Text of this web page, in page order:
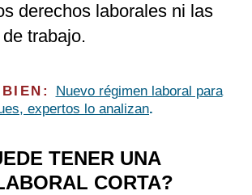
derechos laborales ni las
trabajo.
Nuevo régimen laboral para
expertos lo analizan.
TENER UNA
CORTA?